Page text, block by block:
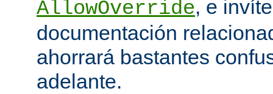
AllowOverride, e
documentación
ahorrará bastantes
adelante.